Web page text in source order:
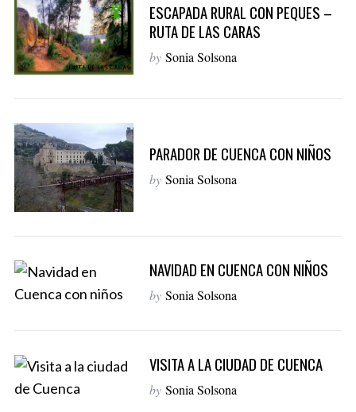
ESCAPADA RURAL CON PEQUES –
RUTA DE LAS CARAS
by Sonia Solsona
PARADOR DE CUENCA CON NIÑOS
by Sonia Solsona
NAVIDAD EN CUENCA CON NIÑOS
by Sonia Solsona
VISITA A LA CIUDAD DE CUENCA
by Sonia Solsona